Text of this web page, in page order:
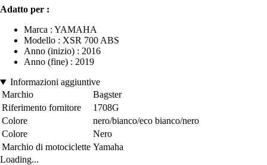
Adatto per :
Marca : YAMAHA
Modello : XSR 700 ABS
Anno (inizio) : 2016
Anno (fine) : 2019
Informazioni aggiuntive
Marchio
Bagster
Riferimento fornitore
1708G
Colore
nero/bianco/eco bianco/nero
Colore
Nero
Marchio di motociclette Yamaha
Loading...